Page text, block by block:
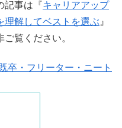
記事は『キャリアアップ
理解してベストを選ぶ 』
覧ください。
卒・フリーター・ニート